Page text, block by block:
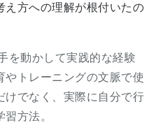
え方への理解が根付いたの
を動かして実践的な経験
やトレーニングの文脈で使
けでなく、実際に自分で行
方法。